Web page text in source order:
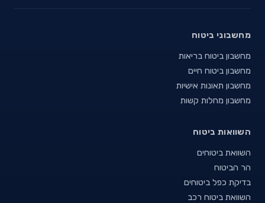
מחשבוני ביטוח
מחשבון ביטוח בריאות
מחשבון ביטוח חיים
מחשבון תאונות אישיות
מחשבון מחלות קשות
השוואות ביטוח
השוואת ביטוחים
הר הביטוח
בדיקת כפל ביטוחים
השוואת ביטוח רכב